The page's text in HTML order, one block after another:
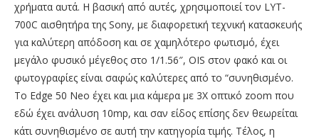
χρήματα αυτά. Η βασική από αυτές, χρησιμοποιεί τον LYT-
700C αισθητήρα της Sony, με διαφορετική τεχνική κατασκευής
για καλύτερη απόδοση και σε χαμηλότερο φωτισμό, έχει
μεγάλο φυσικό μέγεθος στο 1/1.56″, OIS στον φακό και οι
φωτογραφίες είναι σαφώς καλύτερες από το “συνηθισμένο.
Το Edge 50 Neo έχει και μια κάμερα με 3X οπτικό zoom που
εδώ έχει ανάλυση 10mp, και σαν είδος επίσης δεν θεωρείται
κάτι συνηθισμένο σε αυτή την κατηγορία τιμής. Τέλος, η